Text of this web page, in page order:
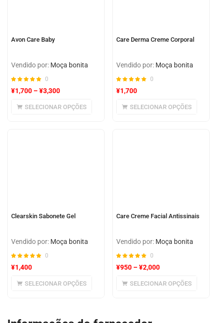
Avon Care Baby
Vendido por: Moça bonita
0
¥1,700 –¥3,300
SELECIONAR OPÇÕES
Care Derma Creme Corporal
Vendido por: Moça bonita
0
¥1,700
SELECIONAR OPÇÕES
Clearskin Sabonete Gel
Vendido por: Moça bonita
0
¥1,400
SELECIONAR OPÇÕES
Care Creme Facial Antissinais
Vendido por: Moça bonita
0
¥950 –¥2,000
SELECIONAR OPÇÕES